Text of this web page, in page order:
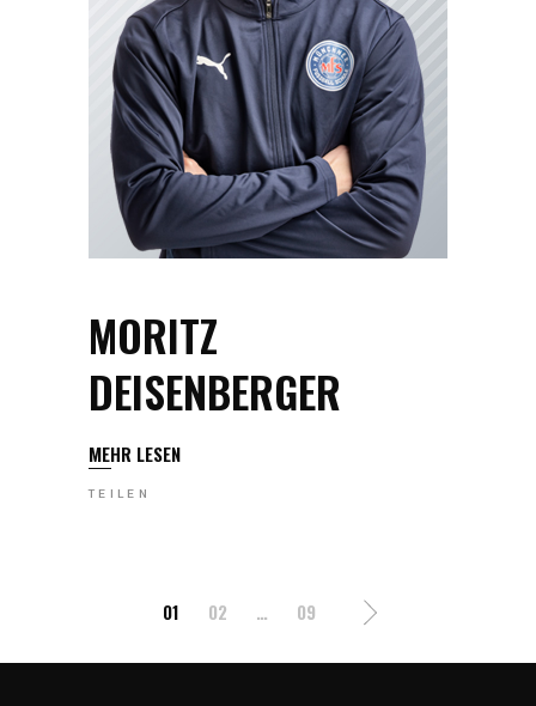
MORITZ
DEISENBERGER
MEHR LESEN
TEILEN
SEITENNUMMERIERUNG
DER
01 02 … 09